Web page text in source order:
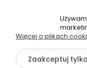
Więcej o plikach
Zaakceptuj